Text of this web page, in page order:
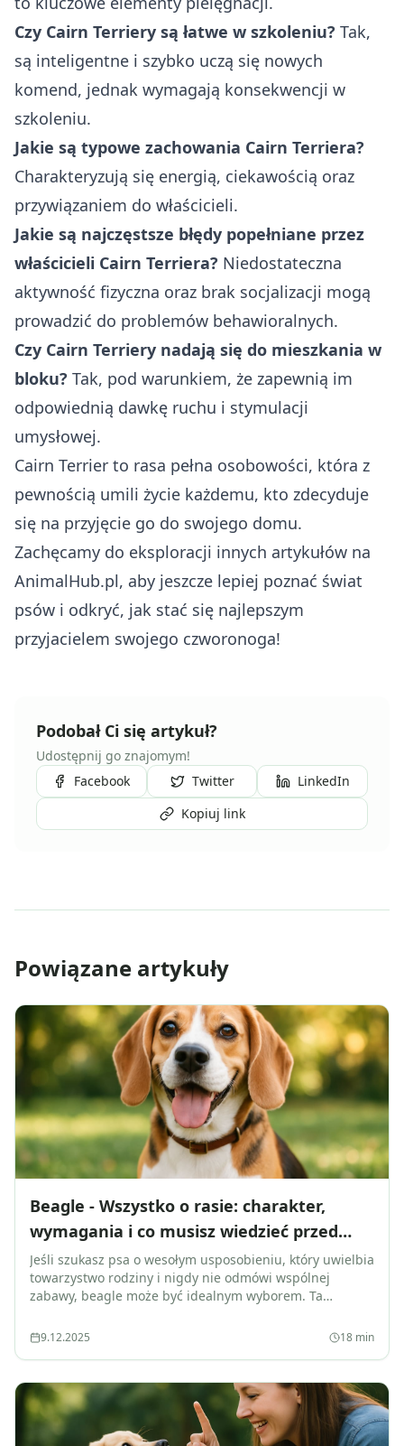
Czy Cairn Terriery są łatwe w szkoleniu? Tak,
są inteligentne i szybko uczą się nowych
komend, jednak wymagają konsekwencji w
szkoleniu.
Jakie są typowe zachowania Cairn Terriera?
Charakteryzują się energią, ciekawością oraz
przywiązaniem do właścicieli.
Jakie są najczęstsze błędy popełniane przez
właścicieli Cairn Terriera? Niedostateczna
aktywność fizyczna oraz brak socjalizacji mogą
prowadzić do problemów behawioralnych.
Czy Cairn Terriery nadają się do mieszkania w
bloku? Tak, pod warunkiem, że zapewnią im
odpowiednią dawkę ruchu i stymulacji
umysłowej.
Cairn Terrier to rasa pełna osobowości, która z
pewnością umili życie każdemu, kto zdecyduje
się na przyjęcie go do swojego domu.
Zachęcamy do eksploracji innych artykułów na
AnimalHub.pl, aby jeszcze lepiej poznać świat
psów i odkryć, jak stać się najlepszym
przyjacielem swojego czworonoga!
Podobał Ci się artykuł?
Udostępnij go znajomym!
Facebook
Twitter
LinkedIn
Kopiuj link
Powiązane artykuły
Beagle - Wszystko o rasie: charakter,
wymagania i co musisz wiedzieć przed
adopcją
Jeśli szukasz psa o wesołym usposobieniu, który uwielbia
towarzystwo rodziny i nigdy nie odmówi wspólnej
zabawy, beagle może być idealnym wyborem. Ta
9.12.2025 18 min